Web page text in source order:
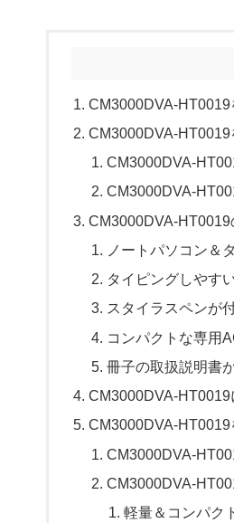
CM3000DVA-
CM3000DVA-
CM3000DVA-
CM3000DVA-
CM3000DVA-HT0019
ノートパソコン＆
タイピングしやす
スタイラスペンが
コンパクトな専用
冊子の取扱説明書
CM3000DVA-
CM3000DVA-
CM3000DVA-
CM3000DVA-
軽量＆コンパク